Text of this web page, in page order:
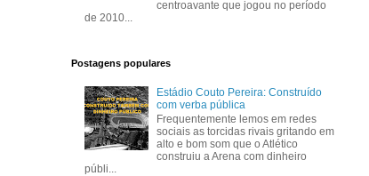
centroavante que jogou no período
de 2010...
Postagens populares
Estádio Couto Pereira: Construído
com verba pública
Frequentemente lemos em redes
sociais as torcidas rivais gritando em
alto e bom som que o Atlético
construiu a Arena com dinheiro
públi...